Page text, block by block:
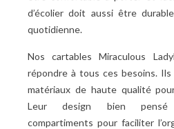
d’écolier doit aussi être
quotidienne.
Nos cartables Miraculous
répondre à tous ces besoins.
matériaux de haute qualité
Leur design bien pensé
compartiments pour faciliter